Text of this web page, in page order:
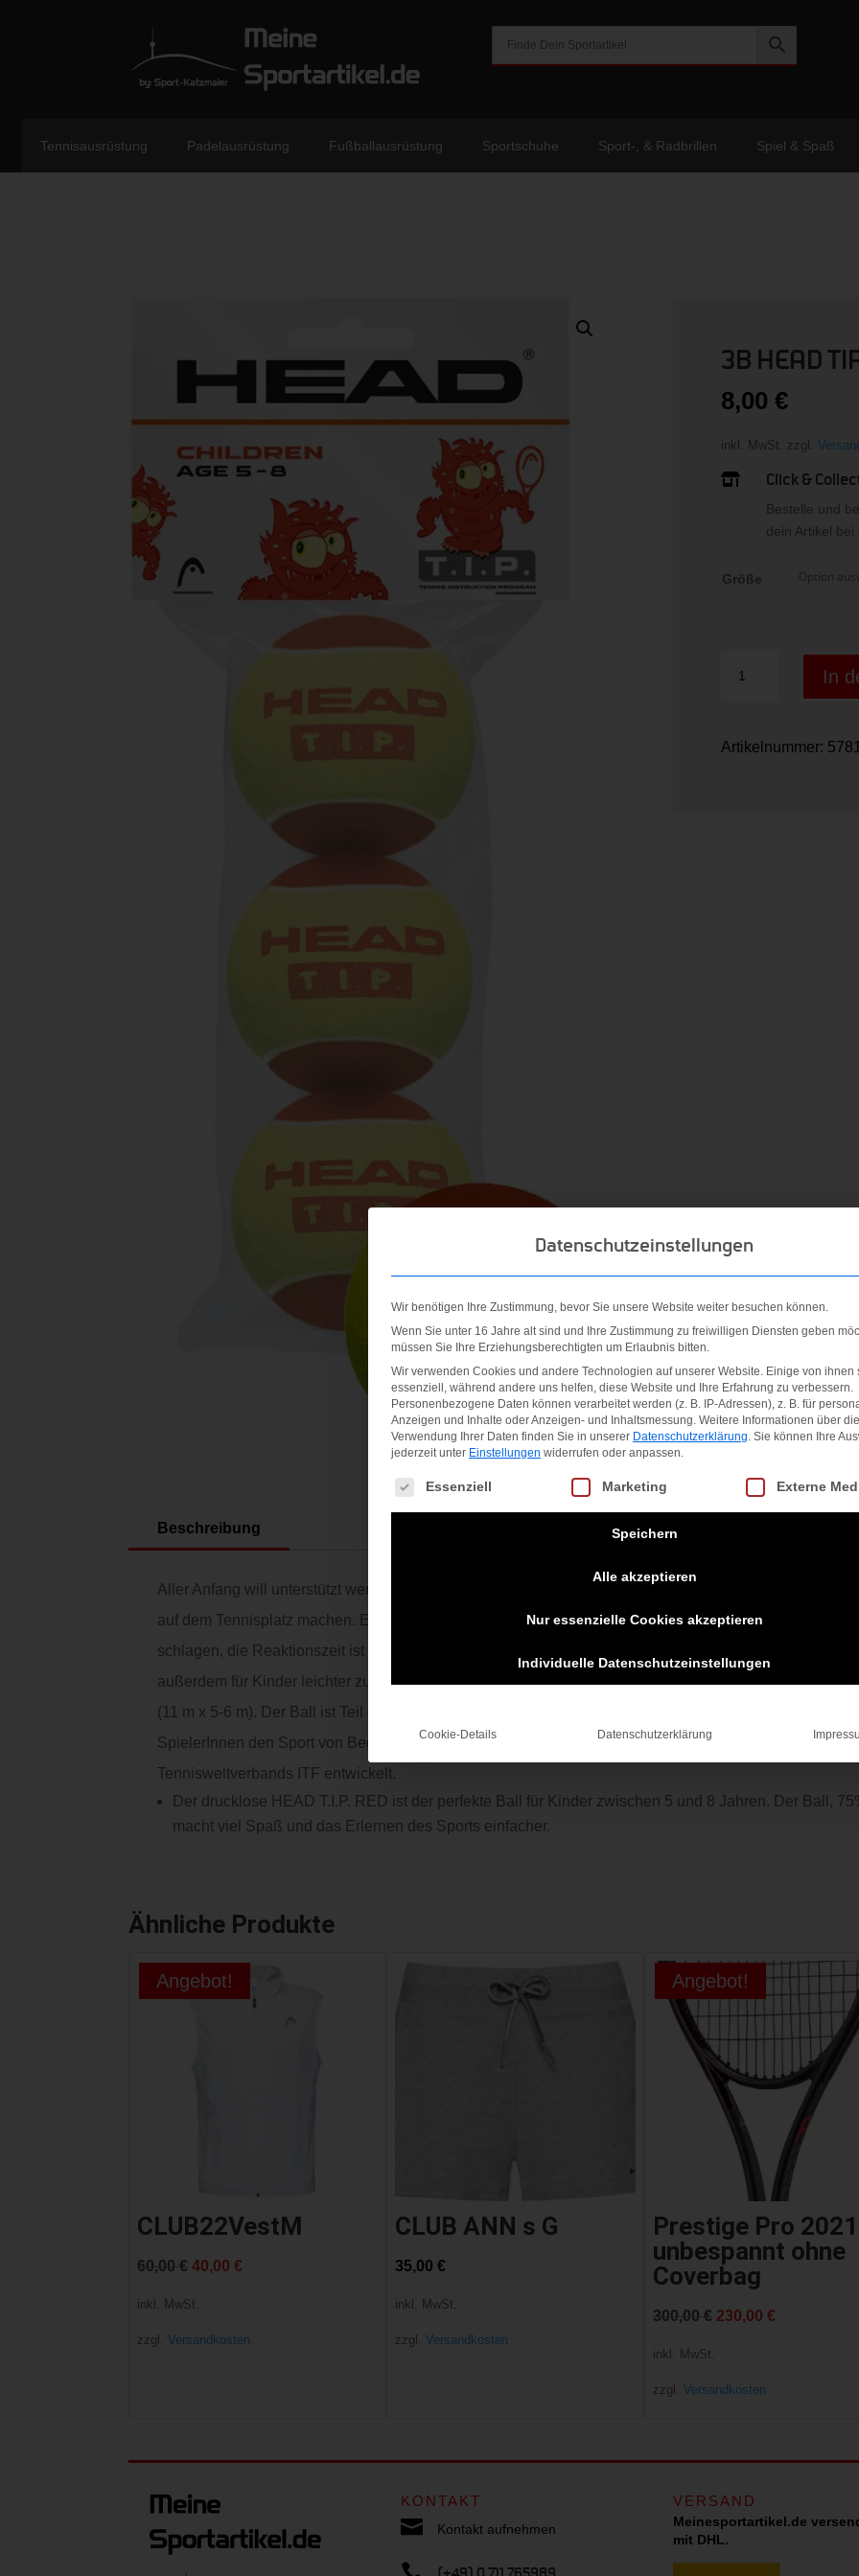
Tennisausrüstung Padelausrüstung Fußballausrüstung Sportschuhe Sport-, & Radbrillen Spiel & Spaß
3B HEAD
8,00 €
inkl. MwSt. zzgl.
 Click &
Bestelle und
dein Artikel bei
Größe
HEAD
Menge
In
Artikelnummer:
Beschreibung
Aller Anfang will unterstützt werden. Der drucklose HEAD T.I.P. RED ist der perfekte Ball für Kinder
auf dem Tennisplatz machen. Er ist wesentlich weicher, größer und 75% langsamer als ein normaler
schlagen, die Reaktionszeit ist länger, und Tennis macht einfach mehr Spaß mit ihm. Dank seinem
außerdem für Kinder leichter zu sehen. Gemeinsam mit TrainerInnen und Kindern entwickelt, ist der
(11 m x 5-6 m). Der Ball ist Teil des Tennis Instruction Programms (T.I.P.) von HEAD, einem
SpielerInnen den Sport von Beginn an richtig erlernen. Das Programm wurde im Rahmen der "Tennis
Tennisweltverbands ITF entwickelt.
Der drucklose HEAD T.I.P. RED ist der perfekte Ball für Kinder zwischen 5 und 8 Jahren. Der Ball,
macht viel Spaß und das Erlernen des Sports einfacher.
Ähnliche Produkte
Angebot!
CLUB22VestM
60,00€ Ursprünglicher
40,00€
inkl. MwSt.
zzgl. Versandkosten
CLUB ANN s G
35,00€
inkl. MwSt.
zzgl. Versandkosten
Angebot!
Prestige Pro 2021
unbespannt ohne
Coverbag
300,00 € Ursprünglicher
230,00 €
inkl. MwSt.
zzgl. Versandkosten
KONTAKT
 Kontakt aufnehmen
VERSAND
Meinesportartikel.de
mit DHL.
Datenschutzeinstellungen
Wir benötigen Ihre Zustimmung, bevor Sie unsere Website weiter besuchen können.
Wenn Sie unter 16 Jahre alt sind und Ihre Zustimmung zu freiwilligen Diensten geben
müssen Sie Ihre Erziehungsberechtigten um Erlaubnis bitten.
Wir verwenden Cookies und andere Technologien auf unserer Website. Einige von ihnen
essenziell, während andere uns helfen, diese Website und Ihre Erfahrung zu verbessern.
Personenbezogene Daten können verarbeitet werden (z. B. IP-Adressen), z. B. für
Anzeigen und Inhalte oder Anzeigen- und Inhaltsmessung. Weitere Informationen über die
Verwendung Ihrer Daten finden Sie in unserer Datenschutzerklärung Sie können Ihre
jederzeit unter Einstellungen widerrufen oder anpassen.
Es folgt eine Liste der Service-Gruppen, für die eine Einwilligung erteilt
Essenziell Marketing Externe
Speichern
Alle akzeptieren
Nur essenzielle Cookies akzeptieren
Individuelle Datenschutzeinstellungen
Cookie-Details Datenschutzerklärung